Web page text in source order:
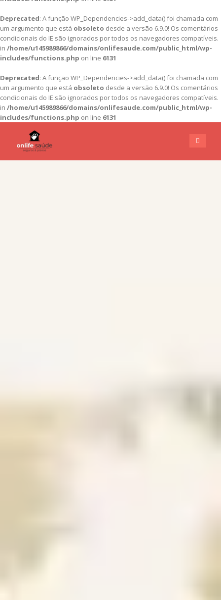
Deprecated: A função WP_Dependencies->add_data() foi chamada com
um argumento que está obsoleto desde a versão 6.9.0! Os comentários
condicionais do IE são ignorados por todos os navegadores compatíveis.
in /home/u145989866/domains/onlifesaude.com/public_html/wp-
includes/functions.php on line 6131
Deprecated: A função WP_Dependencies->add_data() foi chamada com
um argumento que está obsoleto desde a versão 6.9.0! Os comentários
condicionais do IE são ignorados por todos os navegadores compatíveis.
in /home/u145989866/domains/onlifesaude.com/public_html/wp-
includes/functions.php on line 6131